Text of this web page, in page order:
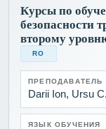
Курсы по
безопасности
второму
RO
ПРЕПОДАВАТЕЛЬ
Darii Ion, Ursu C.
ЯЗЫК ОБУЧЕНИЯ